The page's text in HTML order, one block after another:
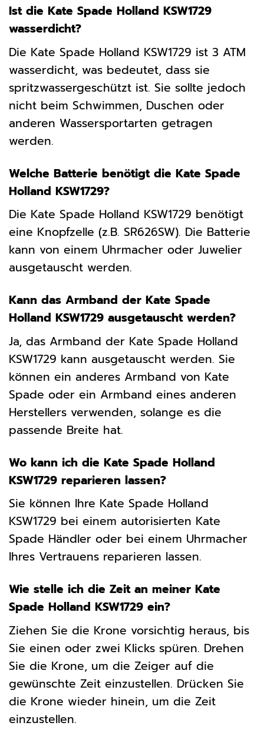
Ist die Kate Spade Holland KSW1729
wasserdicht?
Die Kate Spade Holland KSW1729 ist 3 ATM
wasserdicht, was bedeutet, dass sie
spritzwassergeschützt ist. Sie sollte jedoch
nicht beim Schwimmen, Duschen oder
anderen Wassersportarten getragen
werden.
Welche Batterie benötigt die Kate Spade
Holland KSW1729?
Die Kate Spade Holland KSW1729 benötigt
eine Knopfzelle (z.B. SR626SW). Die Batterie
kann von einem Uhrmacher oder Juwelier
ausgetauscht werden.
Kann das Armband der Kate Spade
Holland KSW1729 ausgetauscht werden?
Ja, das Armband der Kate Spade Holland
KSW1729 kann ausgetauscht werden. Sie
können ein anderes Armband von Kate
Spade oder ein Armband eines anderen
Herstellers verwenden, solange es die
passende Breite hat.
Wo kann ich die Kate Spade Holland
KSW1729 reparieren lassen?
Sie können Ihre Kate Spade Holland
KSW1729 bei einem autorisierten Kate
Spade Händler oder bei einem Uhrmacher
Ihres Vertrauens reparieren lassen.
Wie stelle ich die Zeit an meiner Kate
Spade Holland KSW1729 ein?
Ziehen Sie die Krone vorsichtig heraus, bis
Sie einen oder zwei Klicks spüren. Drehen
Sie die Krone, um die Zeiger auf die
gewünschte Zeit einzustellen. Drücken Sie
die Krone wieder hinein, um die Zeit
einzustellen.